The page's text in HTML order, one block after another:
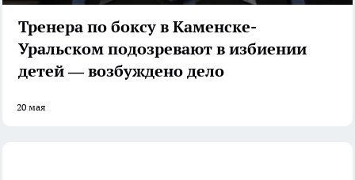
Тренера по боксу в Каменске-
Уральском подозревают в избиении
детей — возбуждено дело
20 мая